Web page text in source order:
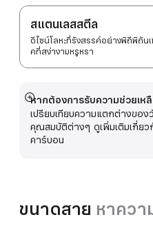
สแตนเลสสตีล
ดีไซน์โลหะที่รังสรรค์อย่างพิถีพิถัน
คที่สง่างามหรูหรา
หากต้องการรับความช่วยเห
เปรียบเทียบความแตกต่างของ
คุณสมบัติต่างๆ ดูเพิ่มเติมเกี่ย
คาร์บอน
แสดง
เพิ่ม
เติม
ขนาดสาย หาคว